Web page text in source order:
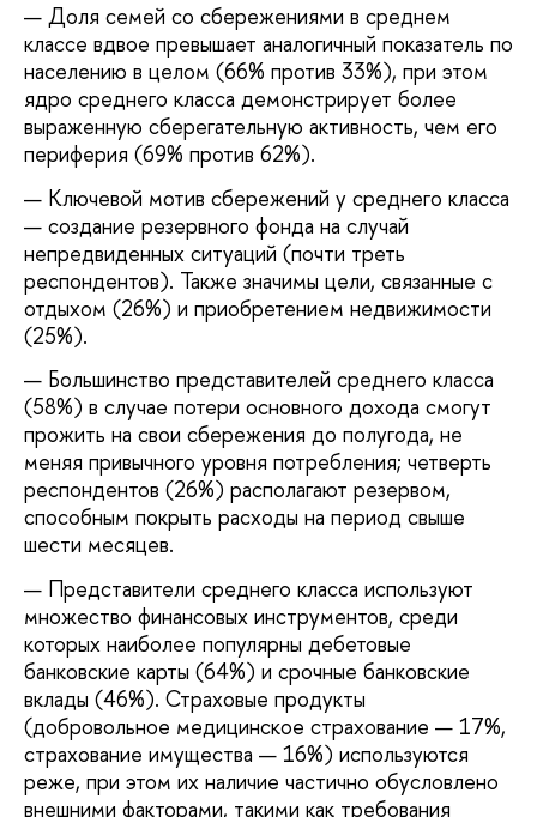
Доля семей со сбережениями в среднем
классе вдвое превышает аналогичный показатель по
населению в целом (66% против 33%), при этом
ядро среднего класса демонстрирует более
выраженную сберегательную активность, чем его
периферия (69% против 62%).
Ключевой мотив сбережений у среднего класса
— создание резервного фонда на случай
непредвиденных ситуаций (почти треть
респондентов). Также значимы цели, связанные с
отдыхом (26%) и приобретением недвижимости
(25%).
Большинство представителей среднего класса
(58%) в случае потери основного дохода смогут
прожить на свои сбережения до полугода, не
меняя привычного уровня потребления; четверть
респондентов (26%) располагают резервом,
способным покрыть расходы на период свыше
шести месяцев.
Представители среднего класса используют
множество финансовых инструментов, среди
которых наиболее популярны дебетовые
банковские карты (64%) и срочные банковские
вклады (46%). Страховые продукты
(добровольное медицинское страхование — 17%,
страхование имущества — 16%) используются
реже, при этом их наличие частично обусловлено
внешними факторами, такими как требования